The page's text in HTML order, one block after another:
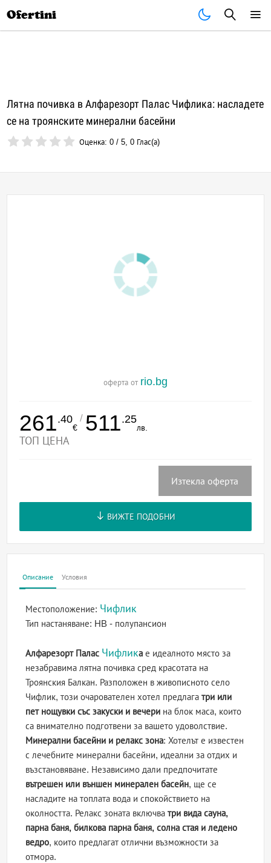
Ofertini
Лятна почивка в Алфарезорт Палас Чифлика: насладете
се на троянските минерални басейни
Оценка:0 /5,0 Глас(а)
оферта от rio.bg
261.40
€
/ 511.25
лв.
ТОП ЦЕНА
Изтекла оферта
ВИЖТЕ ПОДОБНИ
Описание Условия
Местоположение: Чифлик
Тип настаняване: HB - полупансион
Алфарезорт Палас Чифлика е идеалното място за
незабравима лятна почивка сред красотата на
Троянския Балкан. Разположен в живописното село
Чифлик, този очарователен хотел предлагатри или
пет нощувки със закуски и вечери на блок маса, които
са внимателно подготвени за вашето удоволствие.
Минерални басейни и релакс зона: Хотелът е известен
с лечебните минерални басейни, идеални за отдих и
възстановяване. Независимо дали предпочитате
вътрешен или външен минерален басейн, ще се
насладите на топлата вода и спокойствието на
околността. Релакс зоната включватри вида сауна,
парна баня, билкова парна баня, солна стая и ледено
ведро, които предлагат отлични възможности за
отмора.